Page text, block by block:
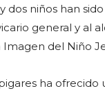
dos niños han
general y al
del Niño
ha ofrecido